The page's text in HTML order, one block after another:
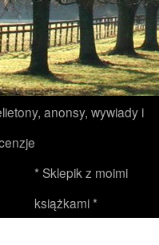
anonsy, wywiady i
* Sklepik z moimi
książkami *